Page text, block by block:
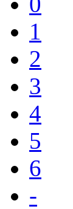
1
2
3
4
5
6
-